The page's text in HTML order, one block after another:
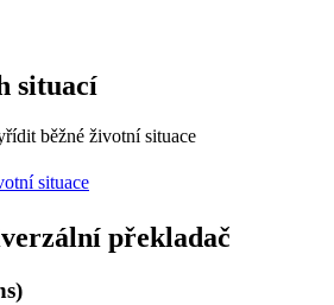
situací
běžné životní situace
překladač